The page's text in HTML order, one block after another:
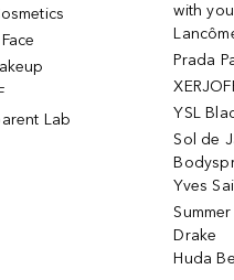
Lab
with you
Prada
YSL
Sol de
Yves
Drake
Huda